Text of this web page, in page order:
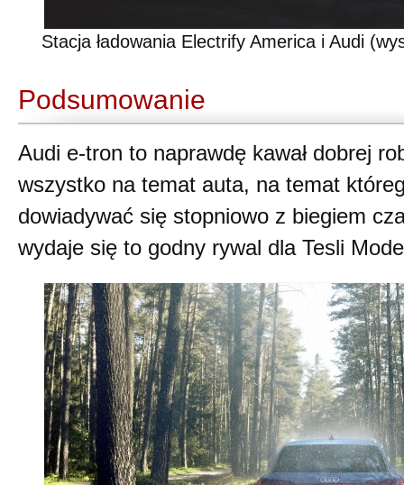
Stacja ładowania Electrify America i Audi
Podsumowanie
Audi e-tron to naprawdę kawał dobrej
wszystko na temat auta, na temat
dowiadywać się stopniowo z biegiem
wydaje się to godny rywal dla Tesli